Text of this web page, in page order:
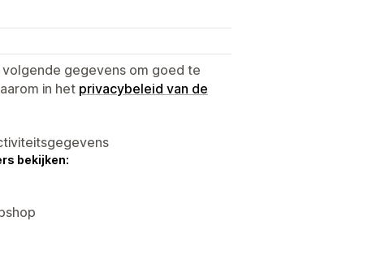
gegevens om goed te
in het privacybeleid van de
bekijken: